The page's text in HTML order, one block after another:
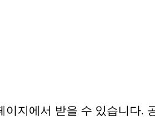
지에서 받을 수 있습니다.